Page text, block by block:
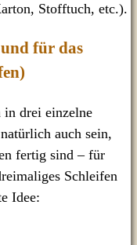
Stofftuch, etc.).
für das
in drei einzelne
auch sein,
fertig sind – für
Schleifen
Idee: